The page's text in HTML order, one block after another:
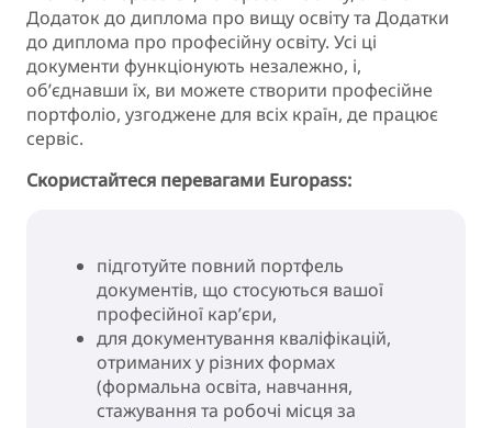
Додаток до диплома про вищу освіту та Додатки
до диплома про професійну освіту. Усі ці
документи функціонують незалежно, і,
об’єднавши їх, ви можете створити професійне
портфоліо, узгоджене для всіх країн, де працює
сервіс.
Скористайтеся перевагами Europass:
підготуйте повний портфель
документів, що стосуються вашої
професійної кар’єри,
для документування кваліфікацій,
отриманих у різних формах
(формальна освіта, навчання,
стажування та робочі місця за